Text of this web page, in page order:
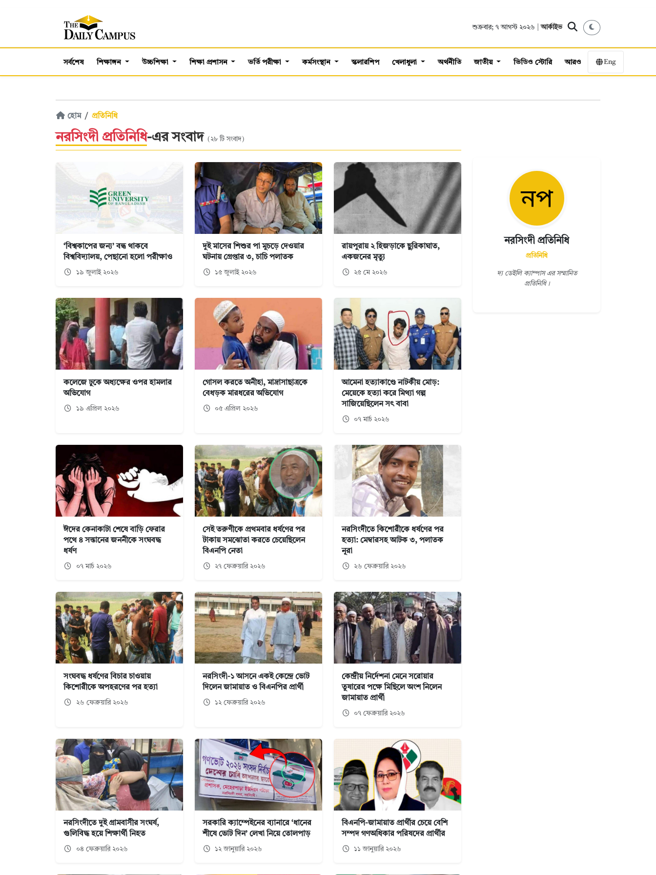
শুক্রবার; ৭ আগস্ট ২০২৬ |আর্কাইভ
সর্বশেষ শিক্ষাঙ্গন উচ্চশিক্ষা শিক্ষা প্রশাসন ভর্তি পরীক্ষা কর্মসংস্থান স্কলারশিপ খেলাধুলা অর্থনীতি জাতীয় ভিডিও স্টোরি আরও Eng
হোম প্রতিনিধি
নরসিংদী প্রতিনিধি-এর সংবাদ (২৮ টি সংবাদ)
‘বিশ্বকাপের জন্য’ বন্ধ থাকবে
বিশ্ববিদ্যালয়, পেছানো হলো পরীক্ষাও
১৯ জুলাই ২০২৬
দুই মাসের শিশুর পা মুচড়ে দেওয়ার
ঘটনায় গ্রেপ্তার ৩, চাচি পলাতক
১৫ জুলাই ২০২৬
রায়পুরায় ২ হিজড়াকে ছুরিকাঘাত,
একজনের মৃত্যু
২৫ মে ২০২৬
কলেজে ঢুকে অধ্যক্ষের ওপর হামলার
অভিযোগ
১৯ এপ্রিল ২০২৬
গোসল করতে অনীহা, মাদ্রাসাছাত্রকে
বেধড়ক মারধরের অভিযোগ
০৫ এপ্রিল ২০২৬
আমেনা হত্যাকাণ্ডে নাটকীয় মোড়:
মেয়েকে হত্যা করে মিথ্যা গল্প
সাজিয়েছিলেন সৎ বাবা
০৭ মার্চ ২০২৬
ঈদের কেনাকাটা শেষে বাড়ি ফেরার
পথে ৪ সন্তানের জননীকে সংঘবদ্ধ
ধর্ষণ
০৭ মার্চ ২০২৬
সেই তরুণীকে প্রথমবার ধর্ষণের পর
টাকায় সমঝোতা করতে চেয়েছিলেন
বিএনপি নেতা
২৭ ফেব্রুয়ারি ২০২৬
নরসিংদীতে কিশোরীকে ধর্ষণের পর
হত্যা: মেম্বারসহ আটক ৩, পলাতক
নূরা
২৬ ফেব্রুয়ারি ২০২৬
সংঘবদ্ধ ধর্ষণের বিচার চাওয়ায়
কিশোরীকে অপহরণের পর হত্যা
২৬ ফেব্রুয়ারি ২০২৬
নরসিংদী-১ আসনে একই কেন্দ্রে ভোট
দিলেন জামায়াত ও বিএনপির প্রার্থী
১২ ফেব্রুয়ারি ২০২৬
কেন্দ্রীয় নির্দেশনা মেনে সরোয়ার
তুষারের পক্ষে মিছিলে অংশ নিলেন
জামায়াত প্রার্থী
০৭ ফেব্রুয়ারি ২০২৬
নরসিংদীতে দুই গ্রামবাসীর সংঘর্ষ,
গুলিবিদ্ধ হয়ে শিক্ষার্থী নিহত
০৪ ফেব্রুয়ারি ২০২৬
সরকারি ক্যাম্পেইনের ব্যানারে ‘ধানের
শীষে ভোট দিন’ লেখা নিয়ে তোলপাড়
১২ জানুয়ারি ২০২৬
বিএনপি-জামায়াত প্রার্থীর চেয়ে বেশি
সম্পদ গণঅধিকার পরিষদের প্রার্থীর
১১ জানুয়ারি ২০২৬
নরসিংদী প্রতিনিধি
প্রতিনিধি
দ্য ডেইলি ক্যাম্পাস এর সম্মানিত
প্রতিনিধি।